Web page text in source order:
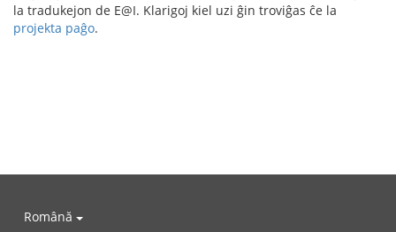
la tradukejon de E@I. Klarigoj kiel uzi ĝin troviĝas ĉe la
projekta paĝo.
Română